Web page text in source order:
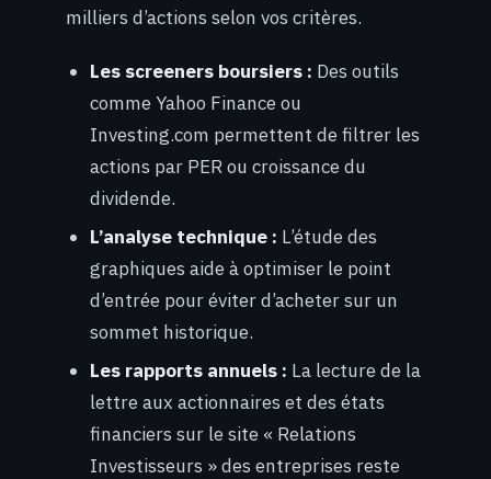
milliers d’actions selon vos critères.
Les screeners boursiers : Des outils
comme Yahoo Finance ou
Investing.com permettent de filtrer les
actions par PER ou croissance du
dividende.
L’analyse technique : L’étude des
graphiques aide à optimiser le point
d’entrée pour éviter d’acheter sur un
sommet historique.
Les rapports annuels : La lecture de la
lettre aux actionnaires et des états
financiers sur le site « Relations
Investisseurs » des entreprises reste